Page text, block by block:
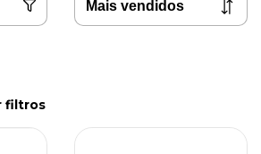
filtros